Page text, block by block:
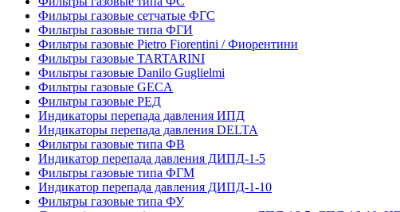
Фильтры газовые сетчатые ФГС
Фильтры газовые типа ФГИ
Фильтры газовые Pietro Fiorentini / Фиорентини
Фильтры газовые TARTARINI
Фильтры газовые Danilo Guglielmi
Фильтры газовые GECA
Фильтры газовые РЕД
Индикаторы перепада давления ИПД
Индикаторы перепада давления DELTA
Фильтры газовые типа ФВ
Индикатор перепада давления ДИПД-1-5
Фильтры газовые типа ФГМ
Индикатор перепада давления ДИПД-1-10
Фильтры газовые типа ФУ